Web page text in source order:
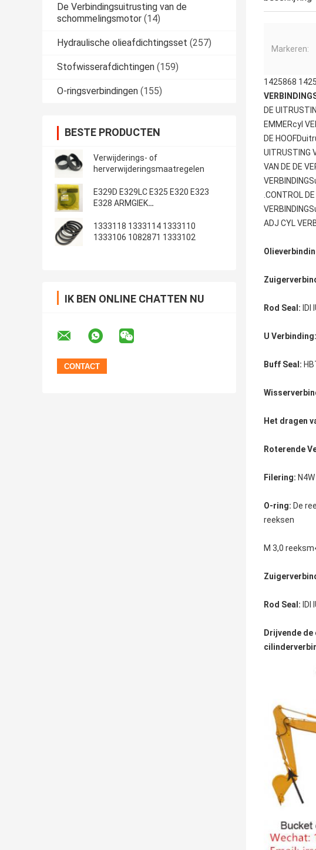
De Verbindingsuitrusting van de
schommelingsmotor (14)
Hydraulische olieafdichtingsset (257)
Stofwisserafdichtingen (159)
O-ringsverbindingen (155)
BESTE PRODUCTEN
Verwijderings- of
herverwijderingsmaatregelen
E329D E329LC E325 E320 E323
E328 ARMGIEK
1333118 1333114 1333110
1333106 1082871 1333102
IK BEN ONLINE CHATTEN NU
Markeren:
1425868
DE
EMMERcyl
DE
UITRUSTING
VAN DE DE
.CONTROL
ADJ CYL
Rod Seal:
U Verbinding:
Buff Seal:
Het dragen
Roterende
Filering:
O-ring: De
reeksen
M 3,0
Rod Seal:
Drijvende